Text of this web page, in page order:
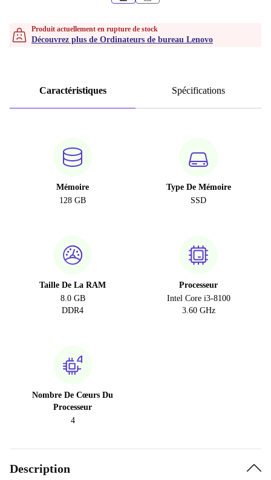
Produit actuellement en rupture de stock
Découvrez plus de Ordinateurs de bureau Lenovo
Caractéristiques Spécifications
Mémoire
128 GB
Type De Mémoire
SSD
Taille De La RAM
8.0 GB
DDR4
Processeur
Intel Core i3-8100
3.60 GHz
Nombre De Cœurs Du
Processeur
4
Description